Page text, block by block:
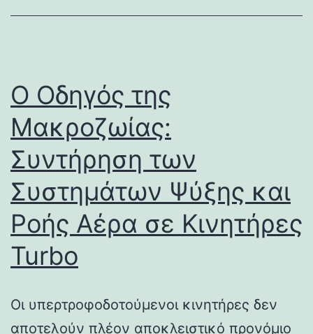
Ο Οδηγός της
Μακροζωίας:
Συντήρηση των
Συστημάτων Ψύξης και
Ροής Αέρα σε Κινητήρες
Turbo
Οι υπερτροφοδοτούμενοι κινητήρες δεν
αποτελούν πλέον αποκλειστικό προνόμιο